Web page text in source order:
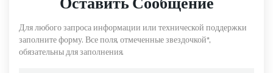
Для любого запроса информации или технической поддержки
заполните форму. Все поля, отмеченные звездочкой*,
обязательны для заполнения.